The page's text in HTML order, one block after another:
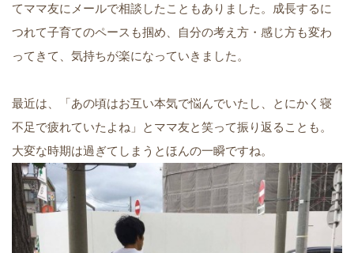
てママ友にメールで相談したこともありました。成長するに
つれて子育てのペースも掴め、自分の考え方・感じ方も変わ
ってきて、気持ちが楽になっていきました。
最近は、「あの頃はお互い本気で悩んでいたし、とにかく寝
不足で疲れていたよね」とママ友と笑って振り返ることも。
大変な時期は過ぎてしまうとほんの一瞬ですね。